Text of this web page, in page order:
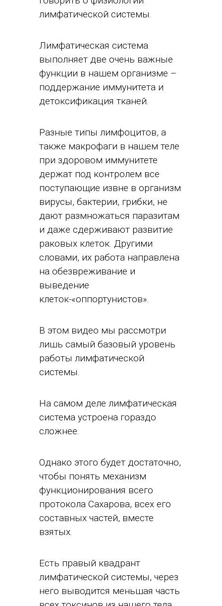
лимфатической системы.
Лимфатическая система
выполняет две очень важные
функции в нашем организме –
поддержание иммунитета и
детоксификация тканей.
Разные типы лимфоцитов, а
также макрофаги в нашем теле
при здоровом иммунитете
держат под контролем все
поступающие извне в организм
вирусы, бактерии, грибки, не
дают размножаться паразитам
и даже сдерживают развитие
раковых клеток. Другими
словами, их работа направлена
на обезвреживание и
выведение
клеток-«оппортунистов».
В этом видео мы рассмотри
лишь самый базовый уровень
работы лимфатической
системы.
На самом деле лимфатическая
система устроена гораздо
сложнее.
Однако этого будет достаточно,
чтобы понять механизм
функционирования всего
протокола Сахарова, всех его
составных частей, вместе
взятых.
Есть правый квадрант
лимфатической системы, через
него выводится меньшая часть